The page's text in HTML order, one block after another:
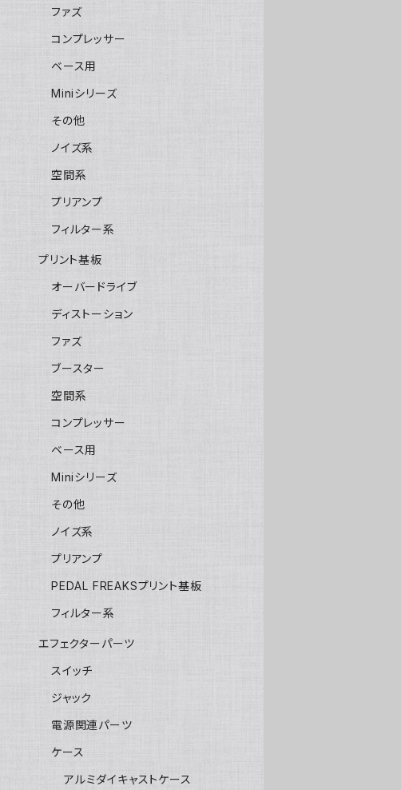
ファズ
コンプレッサー
ベース用
Miniシリーズ
その他
ノイズ系
空間系
プリアンプ
フィルター系
プリント基板
オーバードライブ
ディストーション
ファズ
ブースター
空間系
コンプレッサー
ベース用
Miniシリーズ
その他
ノイズ系
プリアンプ
PEDAL FREAKSプリント基板
フィルター系
エフェクターパーツ
スイッチ
ジャック
電源関連パーツ
ケース
アルミダイキャストケース